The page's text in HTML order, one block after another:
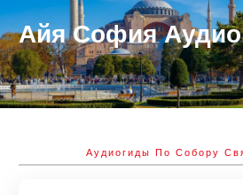
Айя София
Аудиогиды По Собору